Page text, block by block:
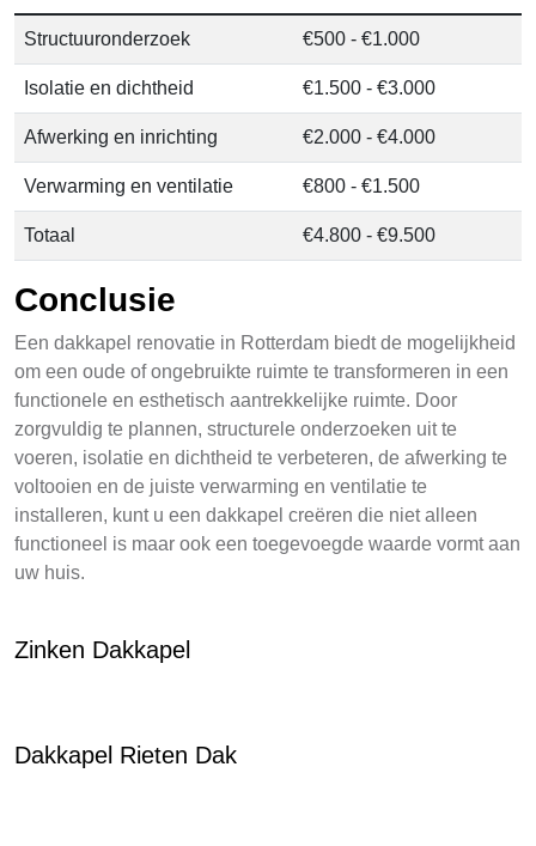
Structuuronderzoek €500 - €1.000
Isolatie en dichtheid €1.500 - €3.000
Afwerking en inrichting €2.000 - €4.000
Verwarming en ventilatie €800 - €1.500
Totaal €4.800 - €9.500
Conclusie
Een dakkapel renovatie in Rotterdam biedt de mogelijkheid
om een oude of ongebruikte ruimte te transformeren in een
functionele en esthetisch aantrekkelijke ruimte. Door
zorgvuldig te plannen, structurele onderzoeken uit te
voeren, isolatie en dichtheid te verbeteren, de afwerking te
voltooien en de juiste verwarming en ventilatie te
installeren, kunt u een dakkapel creëren die niet alleen
functioneel is maar ook een toegevoegde waarde vormt aan
uw huis.
Zinken Dakkapel
Dakkapel Rieten Dak